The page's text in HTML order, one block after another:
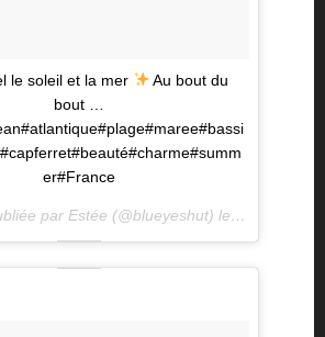
le soleil et la mer
Au bout du
bout …
er#France
Une photo publiée par Estée (@blueyeshut) le29 Juil.